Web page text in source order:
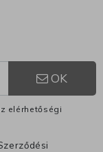
OK
elérhetőségi